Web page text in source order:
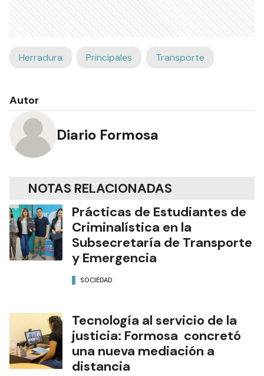
Herradura Principales Transporte
Autor
Diario Formosa
NOTAS RELACIONADAS
Prácticas de Estudiantes de
Criminalística en la
Subsecretaría de Transporte
y Emergencia
SOCIEDAD
Tecnología al servicio de la
justicia: Formosa concretó
una nueva mediación a
distancia